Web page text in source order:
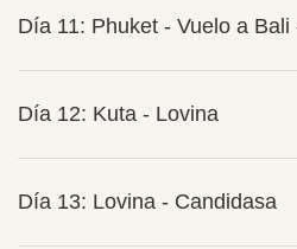
Día 11: Phuket - Vuelo a Bali
Día 12: Kuta - Lovina
Día 13: Lovina - Candidasa